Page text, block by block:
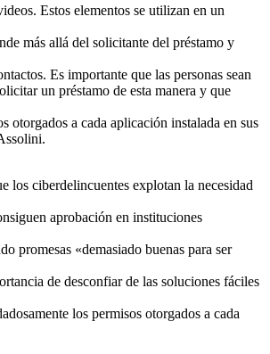
Estos elementos se utilizan en un
más allá del solicitante del préstamo y
Es importante que las personas sean
un préstamo de esta manera y que
otorgados a cada aplicación instalada en sus
los ciberdelincuentes explotan la necesidad
aprobación en instituciones
promesas «demasiado buenas para ser
de desconfiar de las soluciones fáciles
los permisos otorgados a cada